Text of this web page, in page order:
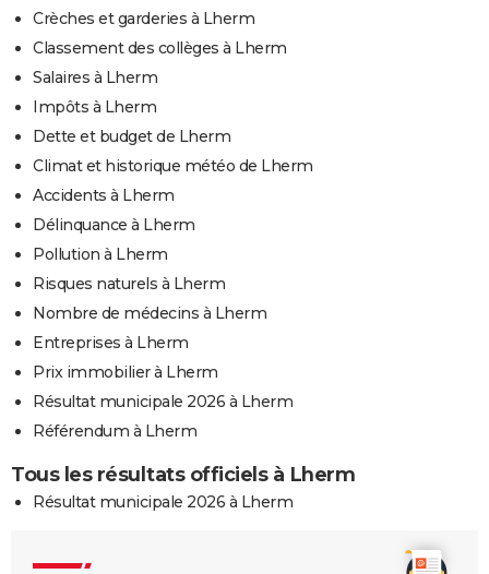
Crèches et garderies à Lherm
Classement des collèges à Lherm
Salaires à Lherm
Impôts à Lherm
Dette et budget de Lherm
Climat et historique météo de Lherm
Accidents à Lherm
Délinquance à Lherm
Pollution à Lherm
Risques naturels à Lherm
Nombre de médecins à Lherm
Entreprises à Lherm
Prix immobilier à Lherm
Résultat municipale 2026 à Lherm
Référendum à Lherm
Tous les résultats officiels à Lherm
Résultat municipale 2026 à Lherm